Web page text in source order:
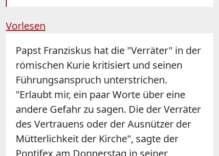
Vorlesen
Papst Franziskus hat die "Verräter" in der
römischen Kurie kritisiert und seinen
Führungsanspruch unterstrichen.
"Erlaubt mir, ein paar Worte über eine
andere Gefahr zu sagen. Die der Verräter
des Vertrauens oder der Ausnützer der
Mütterlichkeit der Kirche", sagte der
Pontifex am Donnerstag in seiner